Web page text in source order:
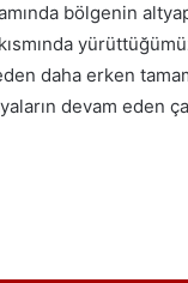
bölgenin
daha erken
devam eden